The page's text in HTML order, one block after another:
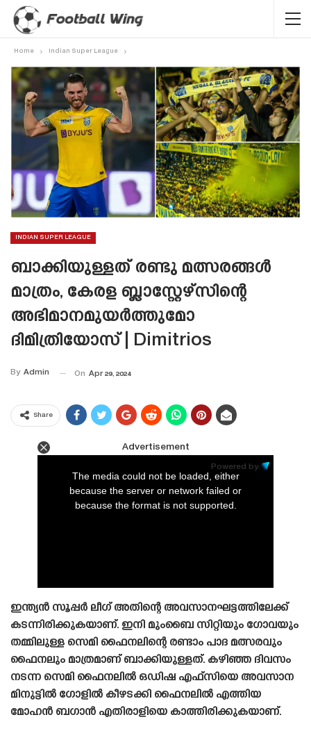
Home Indian Super League
INDIAN SUPER LEAGUE
ബാക്കിയുള്ളത് രണ്ടു മത്സരങ്ങൾ
മാത്രം, കേരള ബ്ലാസ്റ്റേഴ്‌സിന്റെ
അഭിമാനമുയർത്തുമോ
ദിമിത്രിയോസ് | Dimitrios
By Admin On Apr 29, 2024
Share
Advertisement
Powered by:
The media could not be loaded, either
because the server or network failed or
because the format is not supported.
ഇന്ത്യൻ സൂപ്പർ ലീഗ് അതിന്റെ അവസാനഘട്ടത്തിലേക്ക്
കടന്നിരിക്കുകയാണ്. ഇനി മുംബൈ സിറ്റിയും ഗോവയും
തമ്മിലുള്ള സെമി ഫൈനലിന്റെ രണ്ടാം പാദ മത്സരവും
ഫൈനലും മാത്രമാണ് ബാക്കിയുള്ളത്. കഴിഞ്ഞ ദിവസം
നടന്ന സെമി ഫൈനലിൽ ഒഡിഷ എഫ്‌സിയെ അവസാന
മിനുട്ടിൽ ഗോളിൽ കീഴടക്കി ഫൈനലിൽ എത്തിയ
മോഹൻ ബഗാൻ എതിരാളിയെ കാത്തിരിക്കുകയാണ്.